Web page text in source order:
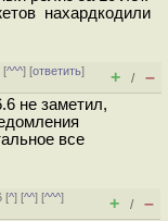
нахардкодили
[^^^] [ответить]
+ / –
не заметил,
все
[^] [^^] [^^^]
+ / –